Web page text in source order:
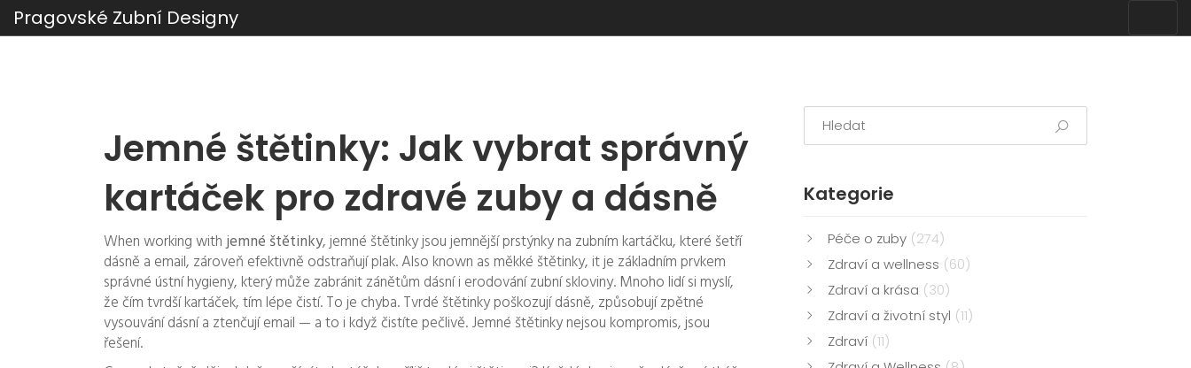
Pragovské Zubní Designy
Jemné štětinky: Jak vybrat správný
kartáček pro zdravé zuby a dásně
When working withjemné štětinky,jemné štětinky jsou jemnější prstýnky na zubním kartáčku, které šetří
dásně a email, zároveň efektivně odstraňují plak. Also known as měkké štětinky, itje základním prvkem
správné ústní hygieny, který může zabránit zánětům dásní i erodování zubní skloviny. Mnoho lidí si myslí,
že čím tvrdší kartáček, tím lépe čistí. To je chyba. Tvrdé štětinky poškozují dásně, způsobují zpětné
vysouvání dásní a ztenčují email — a to i když čistíte pečlivě. Jemné štětinky nejsou kompromis, jsou
řešení.
Kategorie
Péče o zuby (274)
Zdraví a wellness (60)
Zdraví a krása (30)
Zdraví a životní styl (11)
Zdraví (11)